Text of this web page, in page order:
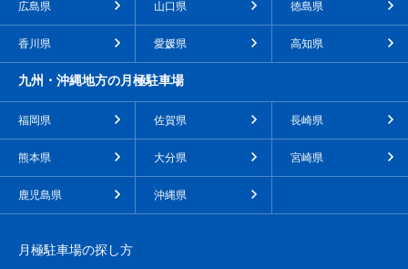
広島県 山口県 徳島県
香川県 愛媛県 高知県
九州・沖縄地方の月極駐車場
福岡県 佐賀県 長崎県
熊本県 大分県 宮崎県
鹿児島県 沖縄県
月極駐車場の探し方